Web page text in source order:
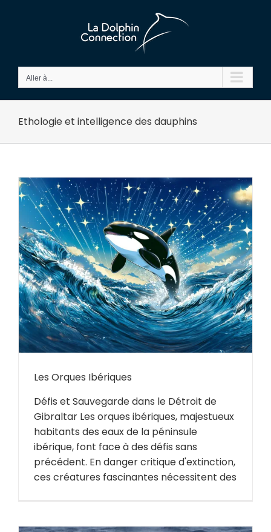
Aller à...
Ethologie et intelligence des dauphins
Les Orques Ibériques
Défis et Sauvegarde dans le Détroit de
Gibraltar Les orques ibériques, majestueux
habitants des eaux de la péninsule
ibérique, font face à des défis sans
précédent. En danger critique d'extinction,
ces créatures fascinantes nécessitent des